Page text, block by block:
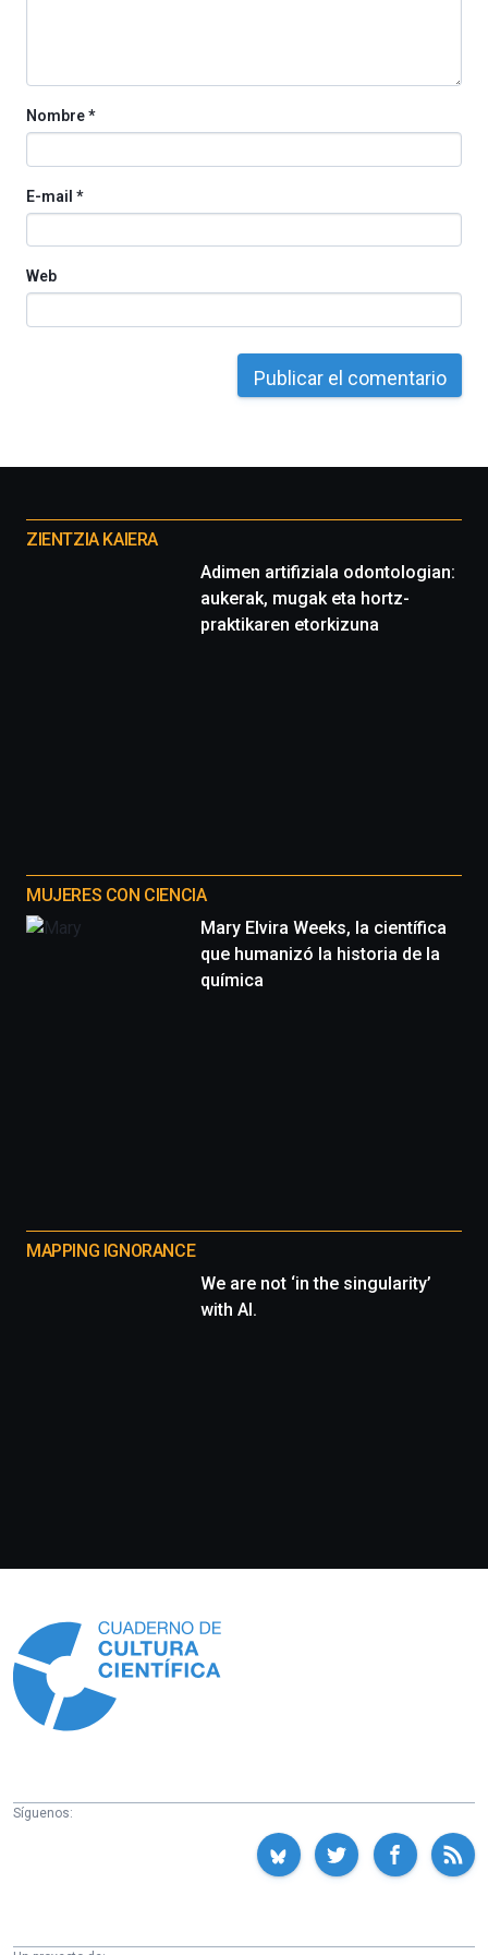
Nombre*
E-mail *
Web
proyectos
ZIENTZIA KAIERA
Adimen artifiziala odontologian:
aukerak, mugak eta hortz-
praktikaren etorkizuna
MUJERES CON CIENCIA
Mary Elvira Weeks, la científica
que humanizó la historia de la
química
MAPPING IGNORANCE
We are not ‘in the singularity’
with AI.
Síguenos: